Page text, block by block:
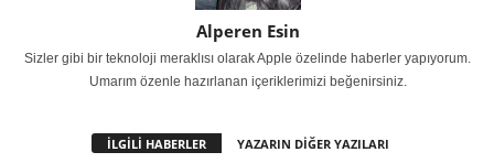
Alperen Esin
Sizler gibi bir teknoloji meraklısı olarak Apple özelinde haberler yapıyorum.
Umarım özenle hazırlanan içeriklerimizi beğenirsiniz.
İLGİLİ HABERLER YAZARIN DİĞER YAZILARI